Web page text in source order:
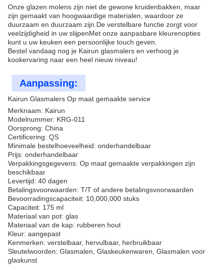
Onze glazen molens zijn niet de gewone kruidenbakken, maar
zijn gemaakt van hoogwaardige materialen, waardoor ze
duurzaam en duurzaam zijn.De verstelbare functie zorgt voor
veelzijdigheid in uw slijpenMet onze aanpasbare kleurenopties
kunt u uw keuken een persoonlijke touch geven.
Bestel vandaag nog je Kairun glasmalers en verhoog je
kookervaring naar een heel nieuw niveau!
Aanpassing:
Kairun Glasmalers Op maat gemaakte service
Merknaam: Kairun
Modelnummer: KRG-011
Oorsprong: China
Certificering: QS
Minimale bestelhoeveelheid: onderhandelbaar
Prijs: onderhandelbaar
Verpakkingsgegevens: Op maat gemaakte verpakkingen zijn
beschikbaar
Levertijd: 40 dagen
Betalingsvoorwaarden: T/T of andere betalingsvoorwaarden
Bevoorradingscapaciteit: 10,000,000 stuks
Capaciteit: 175 ml
Materiaal van pot: glas
Materiaal van de kap: rubberen hout
Kleur: aangepast
Kenmerken: verstelbaar, hervulbaar, herbruikbaar
Sleutelwoorden: Glasmalen, Glaskeukenwaren, Glasmalen voor
glaskunst